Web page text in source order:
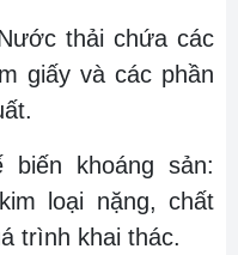
thải chứa các
giấy và các phần
biến khoáng sản:
loại nặng, chất
trình khai thác.